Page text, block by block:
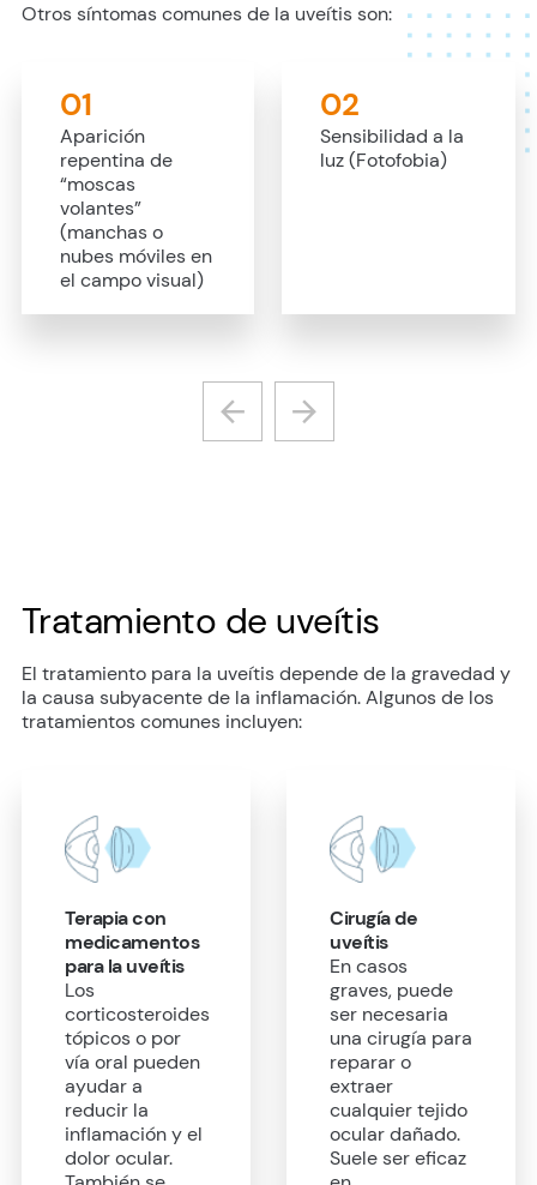
Otros síntomas comunes de la uveítis son:
01
Aparición
repentina de
“moscas
volantes”
(manchas o
nubes móviles en
el campo visual)
02
Sensibilidad a la
luz (Fotofobia)
Tratamiento de uveítis
El tratamiento para la uveítis depende de la gravedad y
la causa subyacente de la inflamación. Algunos de los
tratamientos comunes incluyen:
Terapia con
medicamentos
para la uveítis
Los
corticosteroides
tópicos o por
vía oral pueden
ayudar a
reducir la
inflamación y el
dolor ocular.
Cirugía de
uveítis
En casos
graves, puede
ser necesaria
una cirugía para
reparar o
extraer
cualquier tejido
ocular dañado.
Suele ser eficaz